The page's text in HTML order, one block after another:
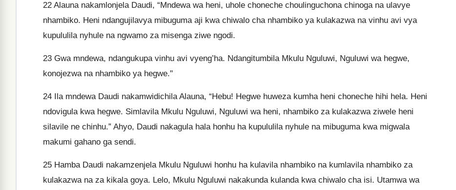
22 Alauna nakamlonjela Daudi, “Mndewa wa heni, uhole choneche choulinguchona chinoga na ulavye
nhambiko. Heni ndangujilavya mibuguma aji kwa chiwalo cha nhambiko ya kulakazwa na vinhu avi vya
kupululila nyhule na ngwamo za misenga ziwe ngodi.
23 Gwa mndewa, ndangukupa vinhu avi vyeng’ha. Ndangitumbila Mkulu Nguluwi, Nguluwi wa hegwe,
konojezwa na nhambiko ya hegwe."
24 Ila mndewa Daudi nakamwidichila Alauna, “Hebu! Hegwe huweza kumha heni choneche hihi hela. Heni
ndovigula kwa hegwe. Simlavila Mkulu Nguluwi, Nguluwi wa heni, nhambiko za kulakazwa ziwele heni
silavile ne chinhu.” Ahyo, Daudi nakagula hala honhu ha kupululila nyhule na mibuguma kwa migwala
makumi gahano ga sendi.
25 Hamba Daudi nakamzenjela Mkulu Nguluwi honhu ha kulavila nhambiko na kumlavila nhambiko za
kulakazwa na za kikala goya. Lelo, Mkulu Nguluwi nakakunda kulanda kwa chiwalo cha isi. Utamwa wa